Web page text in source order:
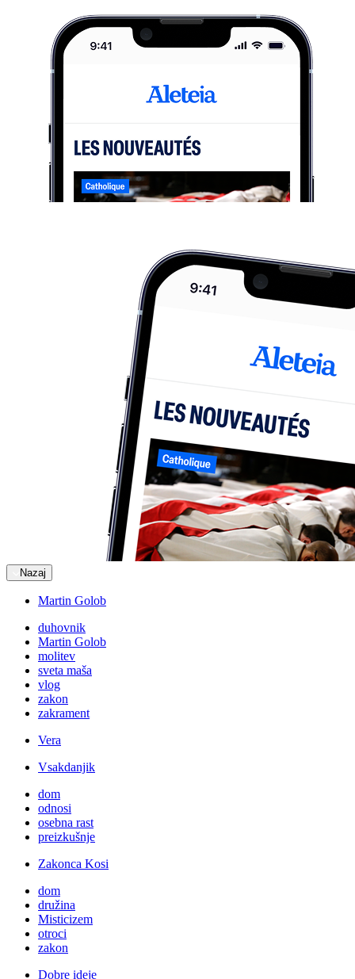
Nazaj
Martin Golob
duhovnik
Martin Golob
molitev
sveta maša
vlog
zakon
zakrament
Vera
Vsakdanjik
dom
odnosi
osebna rast
preizkušnje
Zakonca Kosi
dom
družina
Misticizem
otroci
zakon
Dobre ideje